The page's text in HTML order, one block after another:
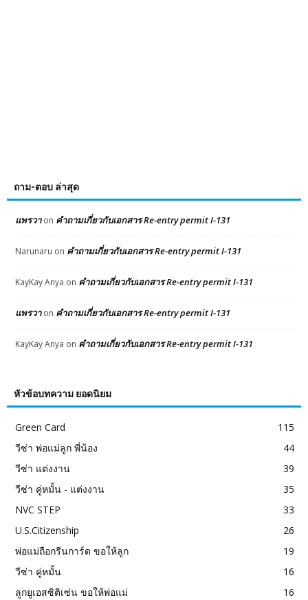
ถาม-ตอบ ล่าสุด
แพรวาon คำถามเกี่ยวกับเอกสาร Re-entry permit I-131
Narunaru on คำถามเกี่ยวกับเอกสาร Re-entry permit I-131
KayKay Anya on คำถามเกี่ยวกับเอกสาร Re-entry permit I-131
แพรวาon คำถามเกี่ยวกับเอกสาร Re-entry permit I-131
KayKay Anya on คำถามเกี่ยวกับเอกสาร Re-entry permit I-131
หัวข้อบทความ ยอดนิยม
Green Card
115
วีซ่า พ่อแม่ลูก พี่น้อง
44
วีซ่า แต่งงาน
39
วีซ่า คู่หมั้น - แต่งงาน
35
NVC STEP
33
U.S.Citizenship
26
พ่อแม่ถือกรีนการ์ด ขอให้ลูก
19
วีซ่า คู่หมั้น
16
ลูกยูเอสซิติเซ่น ขอให้พ่อแม่
16